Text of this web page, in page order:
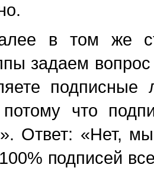
в том же
задаем
подписные
потому что
Ответ: «Нет,
подписей